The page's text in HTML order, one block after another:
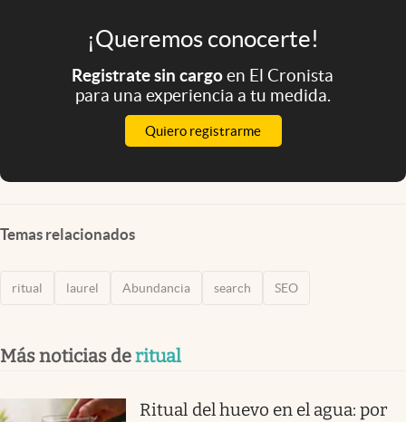
¡Queremos conocerte!
Registrate sin cargoen El Cronista
para una experiencia a tu medida.
Quiero registrarme
Temas relacionados
ritual laurel Abundancia search SEO
Más noticias deritual
Ritual del huevo en el agua: por